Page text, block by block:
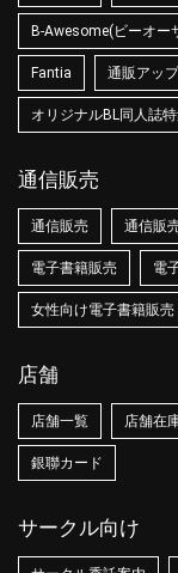
B-Awesome(ビーオー
Fantia 通販アッ
オリジナルBL同人誌
通信販売
通信販売 通信販
電子書籍販売 電
女性向け電子書籍販売
店舗
店舗一覧 店舗在
銀聯カード
サークル向け